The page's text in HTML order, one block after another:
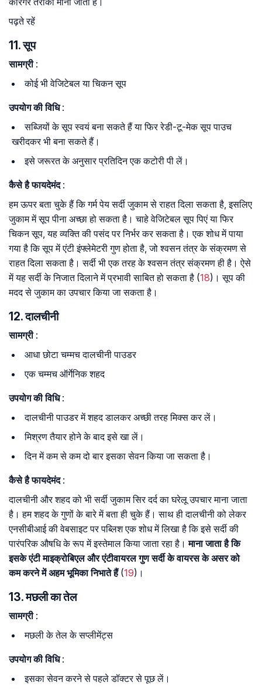
पढ़ते रहें
11. सूप
सामग्री:
कोई भी वेजिटेबल या चिकन सूप
उपयोग की विधि:
सब्जियों के सूप स्वयं बना सकते हैं या फिर रेडी-टू-मेक सूप पाउच
खरीदकर भी बना सकते हैं।
इसे जरूरत के अनुसार प्रतिदिन एक कटोरी पी लें।
कैसे है फायदेमंद:
हम ऊपर बता चुके हैं कि गर्म पेय सर्दी जुकाम से राहत दिला सकता है, इसलिए
जुकाम में सूप पीना अच्छा हो सकता है। चाहे वेजिटेबल सूप पिएं या फिर
चिकन सूप, यह व्यक्ति की पसंद पर निर्भर कर सकता है। एक शोध में पाया
गया है कि सूप में एंटी इंफ्लेमेटरी गुण होता है, जो श्वसन तंत्र के संक्रमण से
राहत दिला सकता है। सर्दी भी एक तरह के श्वसन तंत्र संक्रमण ही है। ऐसे
में यह सर्दी के निजात दिलाने में प्रभावी साबित हो सकता है (18)। सूप की
मदद से जुकाम का उपचार किया जा सकता है।
12. दालचीनी
सामग्री:
आधा छोटा चम्मच दालचीनी पाउडर
एक चम्मच ऑर्गेनिक शहद
उपयोग की विधि:
दालचीनी पाउडर में शहद डालकर अच्छी तरह मिक्स कर लें।
मिश्रण तैयार होने के बाद इसे खा लें।
दिन में कम से कम दो बार इसका सेवन किया जा सकता है।
कैसे है फायदेमंद:
दालचीनी और शहद को भी सर्दी जुकाम सिर दर्द का घरेलू उपचार माना जाता
है। हम शहद के गुणों के बारे में बता ही चुके हैं। साथ ही दालचीनी को लेकर
एनसीबीआई की वेबसाइट पर पब्लिश एक शोध में लिखा है कि इसे सर्दी की
पारंपरिक औषधि के रूप में इस्तेमाल किया जाता रहा है। माना जाता है कि
इसके एंटी माइक्रोबिएल और एंटीवायरल गुण सर्दी के वायरस के असर को
कम करने में अहम भूमिका निभाते हैं(19)।
13. मछली का तेल
सामग्री:
मछली के तेल के सप्लीमेंट्स
उपयोग की विधि:
इसका सेवन करने से पहले डॉक्टर से पूछ लें।